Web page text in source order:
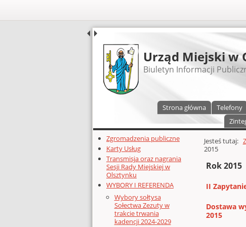
UDOSTĘPNIJ
Urząd Miejski w
Biuletyn Informacji
Strona główna Telefony
Dodatkowe zasoby (lewa kolumna)
Zgromadzenia publiczne
Karty Usług
Transmisja oraz nagrania
Sesji Rady Miejskiej w
Olsztynku
WYBORY I REFERENDA
Wybory sołtysa
Sołectwa Zezuty w
trakcie trwania
kadencji 2024-2029
Głównej
Jesteś tutaj:
2015
Rok 2015
II
Dostawa
2015